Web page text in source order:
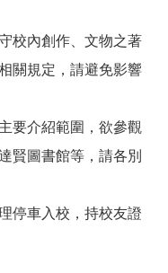
校內創作、文物之著
關規定，請避免影響
要介紹範圍，欲參觀
賢圖書館等，請各別
停車入校，持校友證